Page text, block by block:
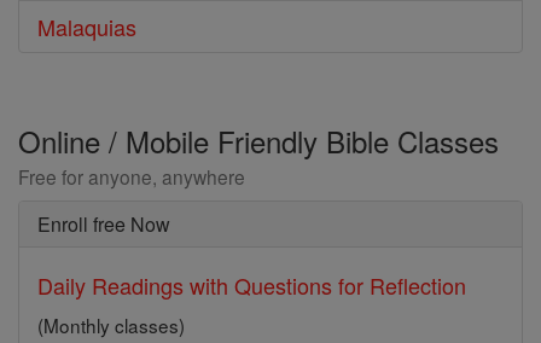
Malaquias
Online / Mobile Friendly Bible Classes
Free for anyone, anywhere
Enroll free Now
Daily Readings with Questions for Reflection
(Monthly classes)